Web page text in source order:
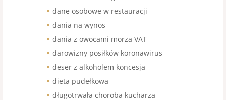
dane osobowe w restauracji
dania na wynos
dania z owocami morza VAT
darowizny posiłków koronawirus
deser z alkoholem koncesja
dieta pudełkowa
długotrwała choroba kucharza